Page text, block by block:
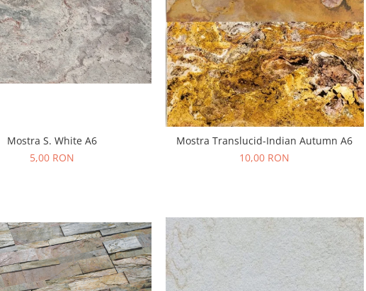
Mostra S. White A6
5,00 RON
Mostra Translucid-Indian Autumn A6
10,00 RON